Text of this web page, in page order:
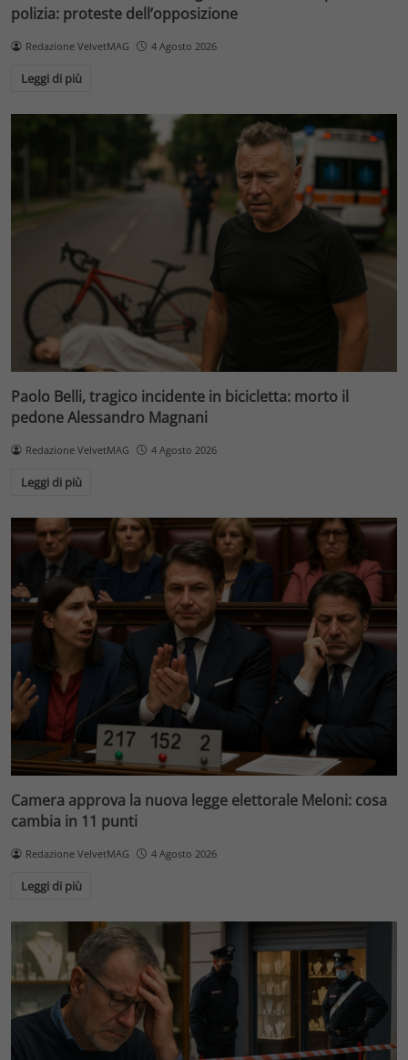
polizia: proteste dell’opposizione
Redazione VelvetMAG 4 Agosto 2026
Leggi di più
Paolo Belli, tragico incidente in bicicletta: morto il
pedone Alessandro Magnani
Redazione VelvetMAG 4 Agosto 2026
Leggi di più
Camera approva la nuova legge elettorale Meloni: cosa
cambia in 11 punti
Redazione VelvetMAG 4 Agosto 2026
Leggi di più